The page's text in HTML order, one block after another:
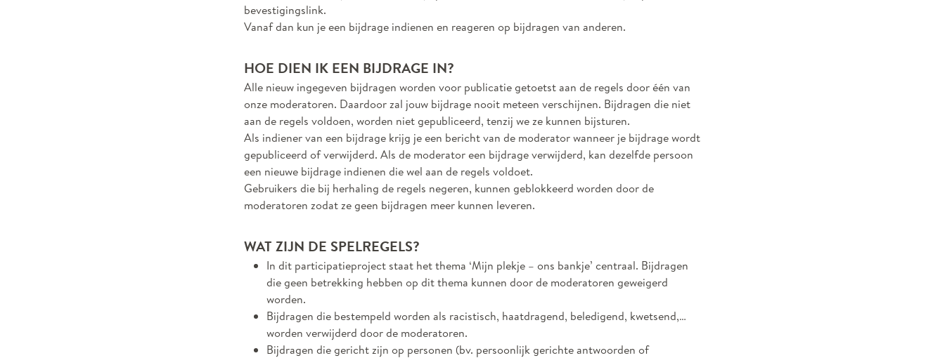
bevestigingslink.
Vanaf dan kun je een bijdrage indienen en reageren op bijdragen van anderen.
HOE DIEN IK EEN BIJDRAGE IN?
Alle nieuw ingegeven bijdragen worden voor publicatie getoetst aan de regels door één van
onze moderatoren. Daardoor zal jouw bijdrage nooit meteen verschijnen. Bijdragen die niet
aan de regels voldoen, worden niet gepubliceerd, tenzij we ze kunnen bijsturen.
Als indiener van een bijdrage krijg je een bericht van de moderator wanneer je bijdrage wordt
gepubliceerd of verwijderd. Als de moderator een bijdrage verwijderd, kan dezelfde persoon
een nieuwe bijdrage indienen die wel aan de regels voldoet.
Gebruikers die bij herhaling de regels negeren, kunnen geblokkeerd worden door de
moderatoren zodat ze geen bijdragen meer kunnen leveren.
WAT ZIJN DE SPELREGELS?
In dit participatieproject staat het thema ‘Mijn plekje – ons bankje’ centraal. Bijdragen
die geen betrekking hebben op dit thema kunnen door de moderatoren geweigerd
worden.
Bijdragen die bestempeld worden als racistisch, haatdragend, beledigend, kwetsend,…
worden verwijderd door de moderatoren.
Bijdragen die gericht zijn op personen (bv. persoonlijk gerichte antwoorden of